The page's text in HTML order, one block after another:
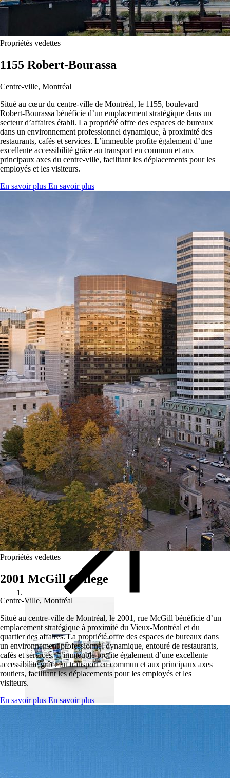
Propriétés vedettes
1155 Robert-Bourassa
Centre-ville, Montréal
Situé au cœur du centre-ville de Montréal, le 1155, boulevard
Robert-Bourassa bénéficie d’un emplacement stratégique dans un
secteur d’affaires établi. La propriété offre des espaces de bureaux
dans un environnement professionnel dynamique, à proximité des
restaurants, cafés et services. L’immeuble profite également d’une
excellente accessibilité grâce au transport en commun et aux
principaux axes du centre-ville, facilitant les déplacements pour les
employés et les visiteurs.
En savoir plus En savoir plus
Propriétés vedettes
2001 McGill College
Centre-Ville, Montréal
Situé au centre-ville de Montréal, le 2001, rue McGill bénéficie d’un
emplacement stratégique à proximité du Vieux-Montréal et du
quartier des affaires. La propriété offre des espaces de bureaux dans
un environnement professionnel dynamique, entouré de restaurants,
cafés et services. L’immeuble profite également d’une excellente
accessibilité grâce au transport en commun et aux principaux axes
routiers, facilitant les déplacements pour les employés et les
visiteurs.
En savoir plus En savoir plus
Trouvez l’espace idéal pour votre
entreprise
Découvrez notre portefeuille de propriétés commerciales, de
bureaux et d’espaces industriels à louer. Que vous cherchiez à vous
développer, à déménager ou à lancer un nouveau projet, Asgaard
vous aide à trouver l’emplacement parfait — adapté à vos besoins et
propice à la croissance de votre entreprise.
Découvrez nos propriétés Découvrez nos propriétés
Nouvelles
Voir toutes les nouvelles Voir toutes les nouvelles
Aperçu des disponibilités – Août 2026
à travers plusieurs marchés stratégiques au Québec et en